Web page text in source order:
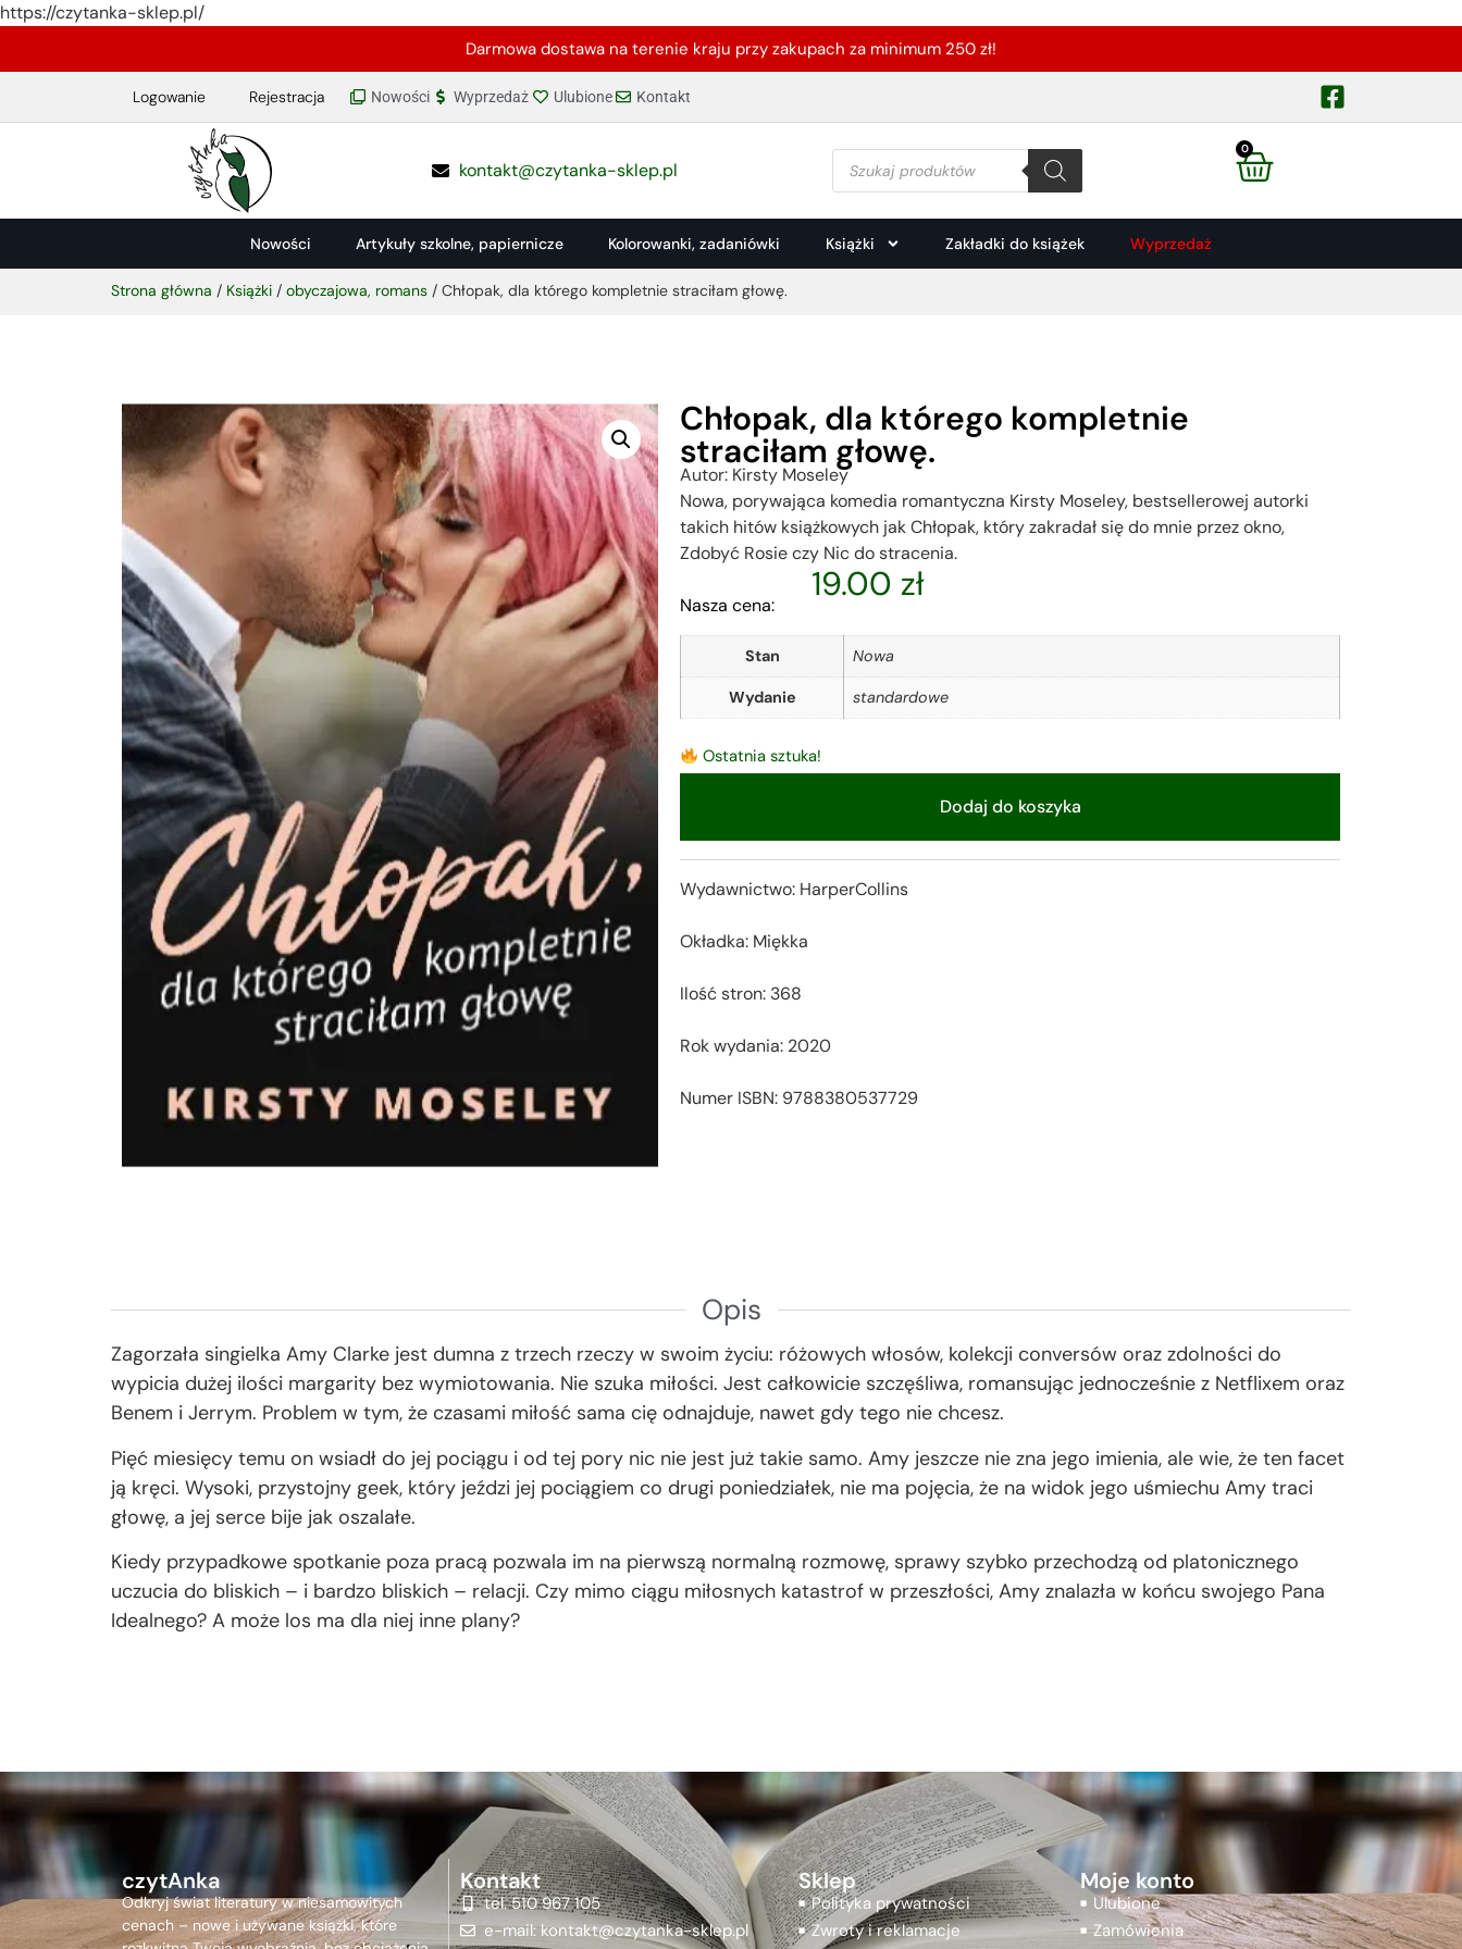
https://czytanka-sklep.pl/
Darmowa dostawa na terenie kraju przy zakupach za minimum 250 zł!
Logowanie Rejestracja Nowości Wyprzedaż Ulubione Kontakt
kontakt@czytanka-sklep.pl
0
Nowości Artykuły szkolne, papiernicze Kolorowanki, zadaniówki Książki Zakładki do książek Wyprzedaż
Strona główna / Książki / obyczajowa, romans / Chłopak, dla którego kompletnie straciłam głowę.
Chłopak, dla którego kompletnie
straciłam głowę.
Autor: Kirsty Moseley
Nowa, porywająca komedia romantyczna Kirsty Moseley, bestsellerowej autorki
takich hitów książkowych jak Chłopak, który zakradał się do mnie przez okno,
Zdobyć Rosie czy Nic do stracenia.
Nasza cena:
19.00 zł
Stan Nowa
Wydanie standardowe
Ostatnia sztuka!
Dodaj do koszyka
Wydawnictwo: HarperCollins
Okładka: Miękka
Ilość stron: 368
Rok wydania: 2020
Numer ISBN: 9788380537729
Opis
Zagorzała singielka Amy Clarke jest dumna z trzech rzeczy w swoim życiu: różowych włosów, kolekcji conversów oraz zdolności do
wypicia dużej ilości margarity bez wymiotowania. Nie szuka miłości. Jest całkowicie szczęśliwa, romansując jednocześnie z Netflixem oraz
Benem i Jerrym. Problem w tym, że czasami miłość sama cię odnajduje, nawet gdy tego nie chcesz.
Pięć miesięcy temu on wsiadł do jej pociągu i od tej pory nic nie jest już takie samo. Amy jeszcze nie zna jego imienia, ale wie, że ten facet
ją kręci. Wysoki, przystojny geek, który jeździ jej pociągiem co drugi poniedziałek, nie ma pojęcia, że na widok jego uśmiechu Amy traci
głowę, a jej serce bije jak oszalałe.
Kiedy przypadkowe spotkanie poza pracą pozwala im na pierwszą normalną rozmowę, sprawy szybko przechodzą od platonicznego
uczucia do bliskich – i bardzo bliskich – relacji. Czy mimo ciągu miłosnych katastrof w przeszłości, Amy znalazła w końcu swojego Pana
Idealnego? A może los ma dla niej inne plany?
czytAnka
Odkryj świat literatury w niesamowitych
cenach – nowe i używane książki, które
Kontakt
tel. 510 967 105
e-mail: kontakt@czytanka-sklep.pl
Sklep
Polityka prywatności
Zwroty i reklamacje
Moje konto
Ulubione
Zamówienia